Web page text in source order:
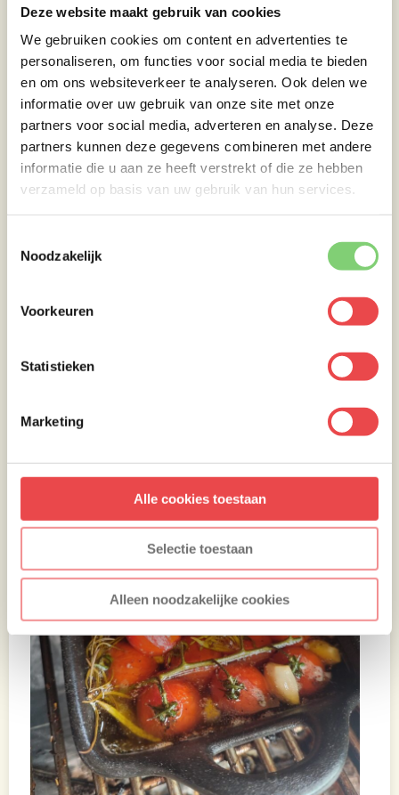
Deze website maakt gebruik van cookies
We gebruiken cookies om content en advertenties te
personaliseren, om functies voor social media te bieden
en om ons websiteverkeer te analyseren. Ook delen we
informatie over uw gebruik van onze site met onze
partners voor social media, adverteren en analyse. Deze
partners kunnen deze gegevens combineren met andere
informatie die u aan ze heeft verstrekt of die ze hebben
verzameld op basis van uw gebruik van hun services.
Noodzakelijk
Voorkeuren
Statistieken
Marketing
Alle cookies toestaan
Selectie toestaan
Alleen noodzakelijke cookies